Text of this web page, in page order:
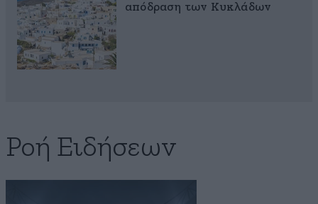
απόδραση των Κυκλάδων
Ροή Ειδήσεων